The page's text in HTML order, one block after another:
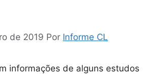
de 2019 Por Informe CL
informações de alguns estudos